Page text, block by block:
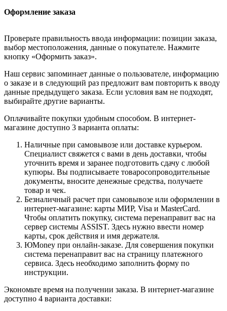
Оформление заказа
Проверьте правильность ввода информации: позиции заказа,
выбор местоположения, данные о покупателе. Нажмите
кнопку «Оформить заказ».
Наш сервис запоминает данные о пользователе, информацию
о заказе и в следующий раз предложит вам повторить к вводу
данные предыдущего заказа. Если условия вам не подходят,
выбирайте другие варианты.
Оплачивайте покупки удобным способом. В интернет-
магазине доступно 3 варианта оплаты:
Наличные при самовывозе или доставке курьером.
Специалист свяжется с вами в день доставки, чтобы
уточнить время и заранее подготовить сдачу с любой
купюры. Вы подписываете товаросопроводительные
документы, вносите денежные средства, получаете
товар и чек.
Безналичный расчет при самовывозе или оформлении в
интернет-магазине: карты МИР, Visa и MasterCard.
Чтобы оплатить покупку, система перенаправит вас на
сервер системы ASSIST. Здесь нужно ввести номер
карты, срок действия и имя держателя.
ЮMoney при онлайн-заказе. Для совершения покупки
система перенаправит вас на страницу платежного
сервиса. Здесь необходимо заполнить форму по
инструкции.
Экономьте время на получении заказа. В интернет-магазине
доступно 4 варианта доставки: